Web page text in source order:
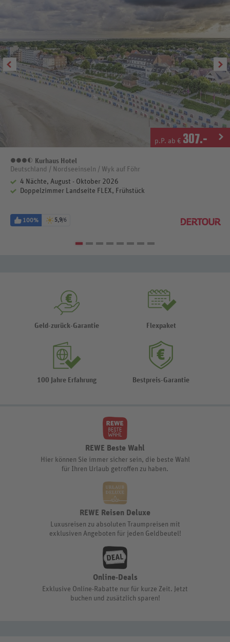
p.P. ab € 307.-
3,5 Sterne
Kurhaus Hotel
Deutschland / Nordseeinseln / Wyk auf Föhr
4 Nächte, August - Oktober 2026
Doppelzimmer Landseite FLEX, Frühstück
100% 5,9/6
Geld-zurück-Garantie Flexpaket
100 Jahre Erfahrung Bestpreis-Garantie
REWE Beste Wahl
Hier können Sie immer sicher sein, die beste Wahl
für Ihren Urlaub getroffen zu haben.
REWE Reisen Deluxe
Luxusreisen zu absoluten Traumpreisen mit
exklusiven Angeboten für jeden Geldbeutel!
Online-Deals
Exklusive Online-Rabatte nur für kurze Zeit. Jetzt
buchen und zusätzlich sparen!